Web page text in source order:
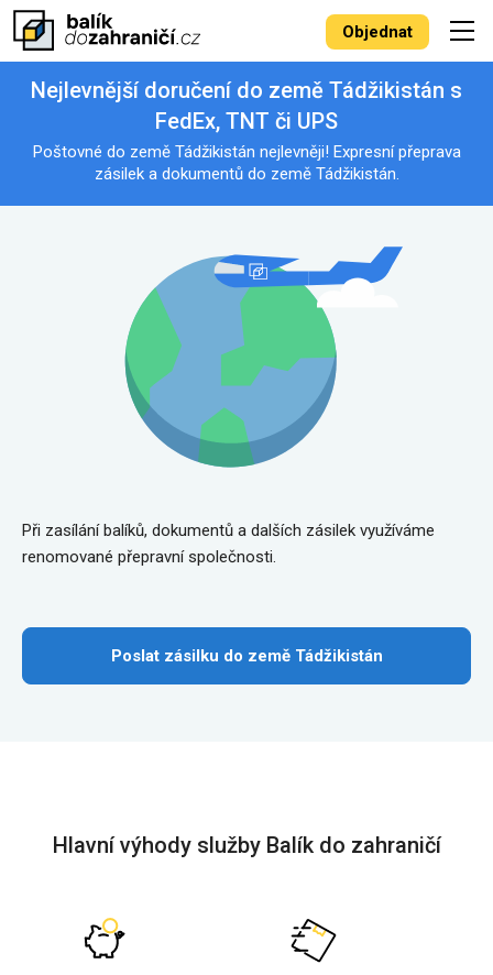
Objednat
Nejlevnější doručení do země Tádžikistán s
FedEx, TNT či UPS
Poštovné do země Tádžikistán nejlevněji! Expresní přeprava
zásilek a dokumentů do země Tádžikistán.
Při zasílání balíků, dokumentů a dalších zásilek využíváme
renomované přepravní společnosti.
Poslat zásilku do země Tádžikistán
Hlavní výhody služby Balík do zahraničí